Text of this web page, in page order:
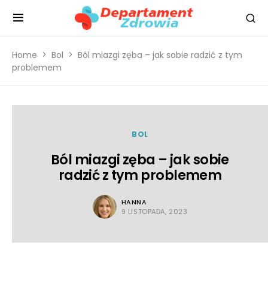
Home Bol
Ból miazgi zęba – jak sobie radzić z tym
problemem
BOL
Ból miazgi zęba – jak sobie
radzić z tym problemem
HANNA
9 LISTOPADA, 2023